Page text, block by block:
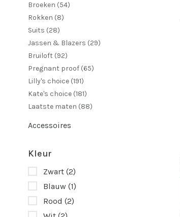
Broeken (54)
Rokken (8)
Suits (28)
Jassen & Blazers (29)
Bruiloft (92)
Pregnant proof (65)
Lilly's choice (191)
Kate's choice (181)
Laatste maten (88)
Accessoires
Kleur
Zwart (2)
Blauw (1)
Rood (2)